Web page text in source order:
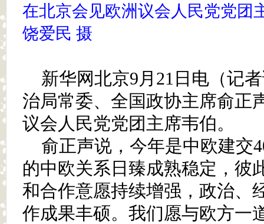
在北京会见欧洲议会人民党党团
饶爱民 摄
新华网北京9月21日电（记
治局常委、全国政协主席俞正
议会人民党党团主席韦伯。
俞正声说，今年是中欧建交
的中欧关系日臻成熟稳定，彼
和合作意愿持续增强，政治、
作成果丰硕。我们愿与欧方一